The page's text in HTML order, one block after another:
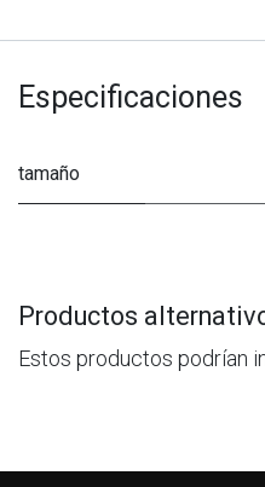
Especificaciones
tamaño
Productos
Estos productos podrían